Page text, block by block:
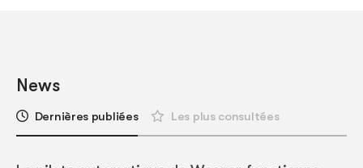
News
Dernières publiées Les plus consultées